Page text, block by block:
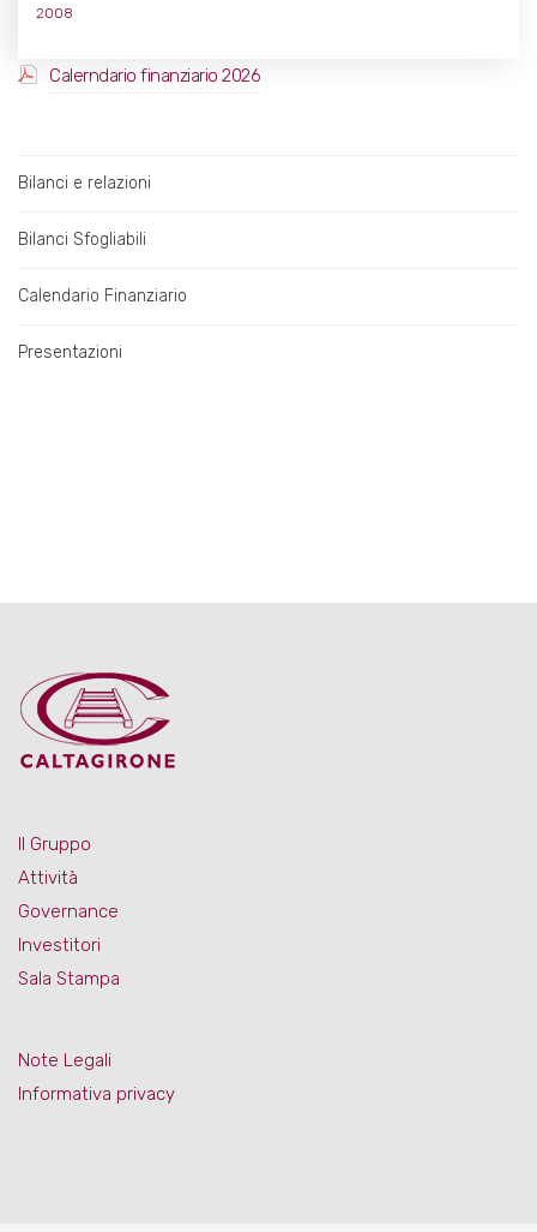
2008
Calerndario finanziario 2026
Bilanci e relazioni
Bilanci Sfogliabili
Calendario Finanziario
Presentazioni
Il Gruppo
Attività
Governance
Investitori
Sala Stampa
Note Legali
Informativa privacy